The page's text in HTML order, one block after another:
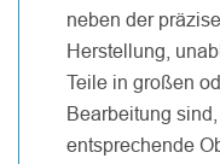
neben der
Herstellung,
Teile in großen
Bearbeitung
entsprechende